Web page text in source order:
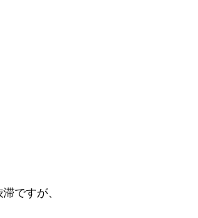
ですが、